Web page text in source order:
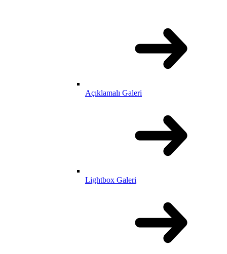
Açıklamalı Galeri
Lightbox Galeri